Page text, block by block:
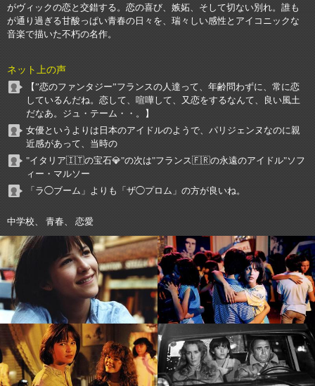
がヴィックの恋と交錯する。恋の喜び、嫉妬、そして切ない別れ。誰も
が通り過ぎる甘酸っぱい青春の日々を、瑞々しい感性とアイコニックな
音楽で描いた不朽の名作。
ネット上の声
【”恋のファンタジー”フランスの人達って、年齢問わずに、常に恋
しているんだね。恋して、喧嘩して、又恋をするなんて、良い風土
だなあ。ジュ・テーム・・。】
女優というよりは日本のアイドルのようで、パリジェンヌなのに親
近感があって、当時の
"イタリア🇮🇹の宝石💎"の次は"フランス🇫🇷の永遠のアイドル"ソフ
ィー・マルソー
「ラ◯ブーム」よりも「ザ◯プロム」の方が良いね。
中学校、 青春、 恋愛